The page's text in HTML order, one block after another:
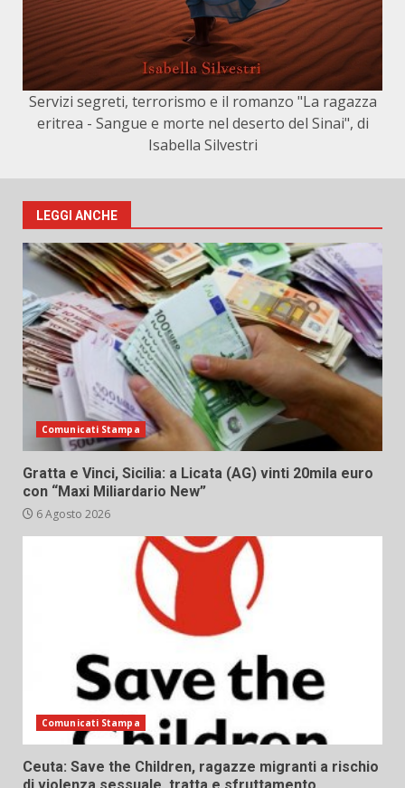
Servizi segreti, terrorismo e il romanzo "La ragazza
eritrea - Sangue e morte nel deserto del Sinai", di
Isabella Silvestri
LEGGI ANCHE
Comunicati Stampa
Gratta e Vinci, Sicilia: a Licata (AG) vinti 20mila euro
con “Maxi Miliardario New”
6 Agosto 2026
Comunicati Stampa
Ceuta: Save the Children, ragazze migranti a rischio